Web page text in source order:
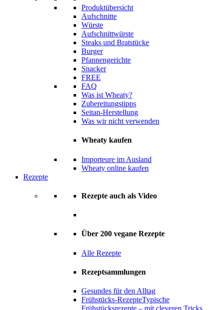
Produktübersicht
Aufschnitte
Würste
Aufschnittwürste
Steaks und Bratstücke
Burger
Pfannengerichte
Snacker
FREE
FAQ
Was ist Wheaty?
Zubereitungstipps
Seitan-Herstellung
Was wir nicht verwenden
Wheaty kaufen
Importeure im Ausland
Wheaty online kaufen
Rezepte
Rezepte auch als Video
Über 200 vegane Rezepte
Alle Rezepte
Rezeptsammlungen
Gesundes für den Alltag
Frühstücks-RezepteTypische